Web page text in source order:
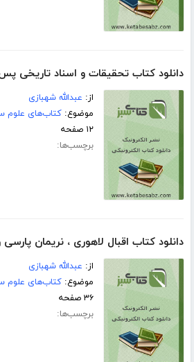
دانلود کتاب تحقیقات و اسناد تاریخی پس
از: عبدالله شهبازی
موضوع:کتاب‌های علوم
۱۲ صفحه
برچسب‌ها:
دانلود کتاب اقبال لاهوری ، نریمان
از: عبدالله شهبازی
موضوع:کتاب‌های علوم
۳۶ صفحه
برچسب‌ها: